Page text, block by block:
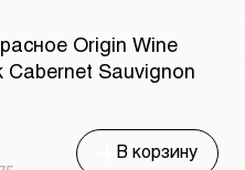
Origin Wine
Cabernet Sauvignon
В корзину